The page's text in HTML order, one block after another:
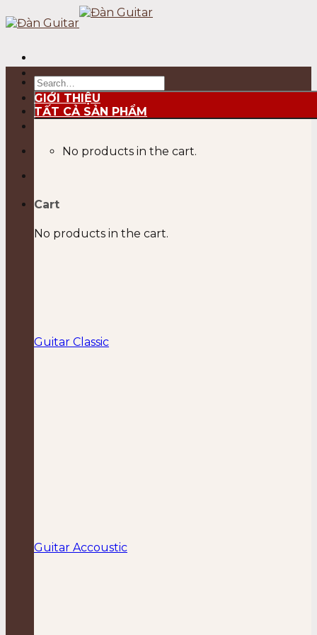
to
Search
for:
No products in the cart.
Cart
No products in the cart.
GIỚI THIỆU
TẤT CẢ SẢN PHẨM
Guitar Classic
Guitar Accoustic